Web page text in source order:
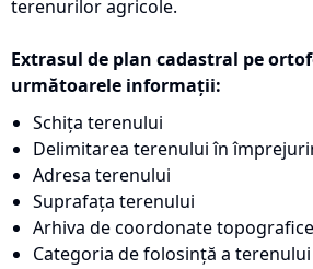
terenurilor agricole.
Extrasul de plan cadastral pe
următoarele informații:
Schița terenului
Delimitarea terenului în
Adresa terenului
Suprafața terenului
Arhiva de coordonate
Categoria de folosință a terenului